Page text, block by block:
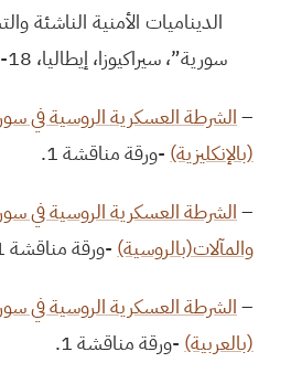
الديناميات الأمنية الناشئة
سورية”، سيراكيوزا، إيطاليا، 18-19 أكتوبر 2018
–الشرطة العسكرية الروسية في
(بالإنكليزية) -ورقة مناقشة 1.
–الشرطة العسكرية الروسية في
والمآلات(بالروسية) -ورقة مناقشة 1.
–الشرطة العسكرية الروسية في
(بالعربية) -ورقة مناقشة 1.